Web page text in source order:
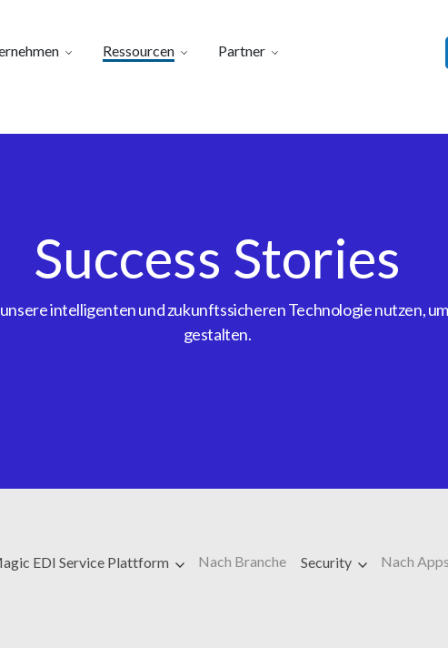
Ressourcen Partner
Success Stories
intelligenten und zukunftssicheren Technologie nutzen,
gestalten.
EDI Service Plattform Nach Branche Security Nach Apps